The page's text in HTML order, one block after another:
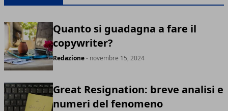
Quanto si guadagna a fare il
copywriter?
Redazione- novembre 15, 2024
Great Resignation: breve analisi e
numeri del fenomeno